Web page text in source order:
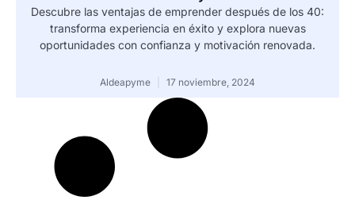
Descubre las ventajas de emprender después de los 40:
transforma experiencia en éxito y explora nuevas
oportunidades con confianza y motivación renovada.
Aldeapyme 17 noviembre, 2024